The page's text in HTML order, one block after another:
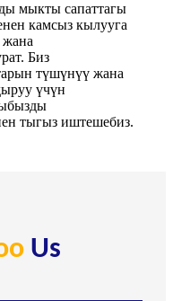
мыкты сапаттагы
камсыз кылууга
жана
Биз
түшүнүү жана
үчүн
тыгыз иштешебиз.
Us